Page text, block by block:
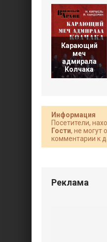
Карающий
меч
адмирала
Колчака
Информация
Посетители,
Гости, не могут
комментарии к
Реклама